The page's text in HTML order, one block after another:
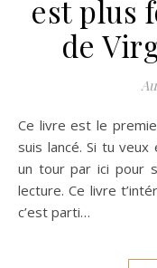
est plus
de
Ce livre est le premier du challenge de lecture que je me
suis lancé. Si tu
un tour par ici pour
lecture. Ce livre
c’est parti…